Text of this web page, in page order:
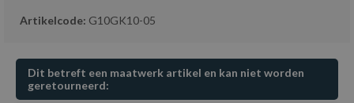
Artikelcode: G10GK10-05
Dit betreft een maatwerk artikel en kan niet worden
geretourneerd: